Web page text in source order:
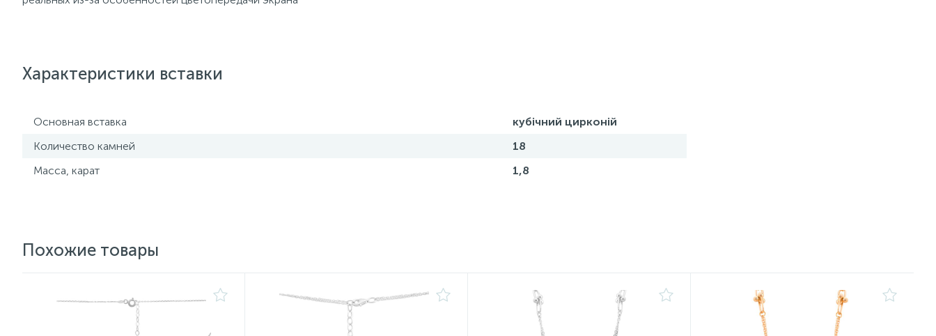
Характеристики вставки
Основная вставка
кубічний цирконій
Количество камней
18
Масса, карат
1,8
Похожие товары